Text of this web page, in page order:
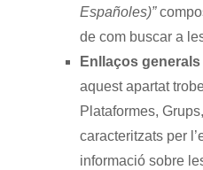
Españoles)”
de com buscar a
Enllaços
aquest apartat
Plataformes,
caracteritzats per
informació sobre